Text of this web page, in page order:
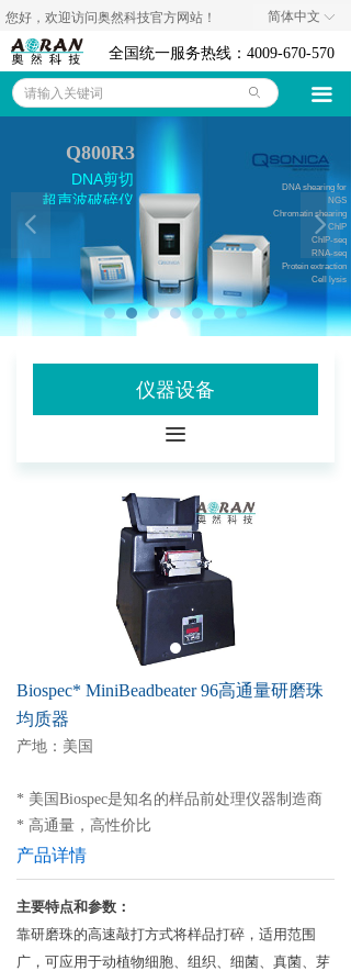
全国统一服务热线：4009-670-570
ꄙ
您好，欢迎访问奥然科技官方网站！
끀
奥然首页
仪器设备
技术资料
代理品牌
联系我们
ꀅ
简体中文
Biospec* MiniBeadbeater 96高通量研磨珠
均质器
主要特点和参数 ：
靠研磨珠的高速敲打方式将样品打碎，适用范围
广，可应用于动植物细胞、组织、细菌、真菌、芽
产地：美国
* 美国Biospec是知名的样品前处理仪器制造商
* 高通量，高性价比
产品详情
Q800R3
DNA剪切
超声波破碎仪
DNA shearing for
NGS
Chromatin shearing
ChIP
ChIP-seq
RNA-seq
Protein extraction
Cell lysis
넳 넲
仪器设备
끀